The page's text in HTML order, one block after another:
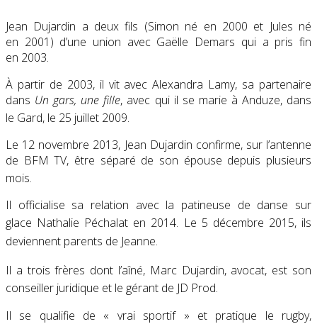
Jean Dujardin a deux fils (Simon né en 2000 et Jules né
en 2001) d’une union avec Gaëlle Demars qui a pris fin
en 2003.
À partir de 2003, il vit avec Alexandra Lamy, sa partenaire
dans Un gars, une fille, avec qui il se marie à Anduze, dans
le Gard, le 25 juillet 2009.
Le 12 novembre 2013, Jean Dujardin confirme, sur l’antenne
de BFM TV, être séparé de son épouse depuis plusieurs
mois.
Il officialise sa relation avec la patineuse de danse sur
glace Nathalie Péchalat en 2014. Le 5 décembre 2015, ils
deviennent parents de Jeanne.
Il a trois frères dont l’aîné, Marc Dujardin, avocat, est son
conseiller juridique et le gérant de JD Prod.
Il se qualifie de « vrai sportif » et pratique le rugby,